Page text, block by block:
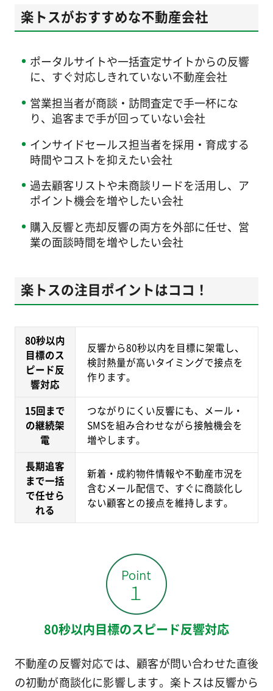
楽トスがおすすめな不動産会社
ポータルサイトや一括査定サイトからの反響
に、すぐ対応しきれていない不動産会社
営業担当者が商談・訪問査定で手一杯にな
り、追客まで手が回っていない会社
インサイドセールス担当者を採用・育成する
時間やコストを抑えたい会社
過去顧客リストや未商談リードを活用し、ア
ポイント機会を増やしたい会社
購入反響と売却反響の両方を外部に任せ、営
業の面談時間を増やしたい会社
楽トスの注目ポイントはココ！
80秒以内
目標のス
ピード反
響対応
反響から80秒以内を目標に架電し、
検討熱量が高いタイミングで接点を
作ります。
15回まで
の継続架
電
つながりにくい反響にも、メール・
SMSを組み合わせながら接触機会を
増やします。
長期追客
まで一括
で任せら
れる
新着・成約物件情報や不動産市況を
含むメール配信で、すぐに商談化し
ない顧客との接点を維持します。
80秒以内目標のスピード反響対応
不動産の反響対応では、顧客が問い合わせた直後
の初動が商談化に影響します。楽トスは反響から